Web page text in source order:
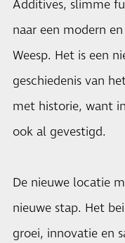
Additives, slimme
naar een modern
Weesp. Het is een
geschiedenis van
met historie, want
ook al gevestigd.
De nieuwe locatie
nieuwe stap. Het
groei, innovatie en